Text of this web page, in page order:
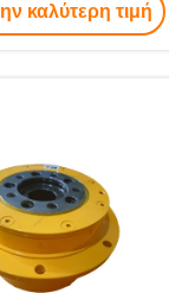
μηχανές και
καλύτερη τιμή